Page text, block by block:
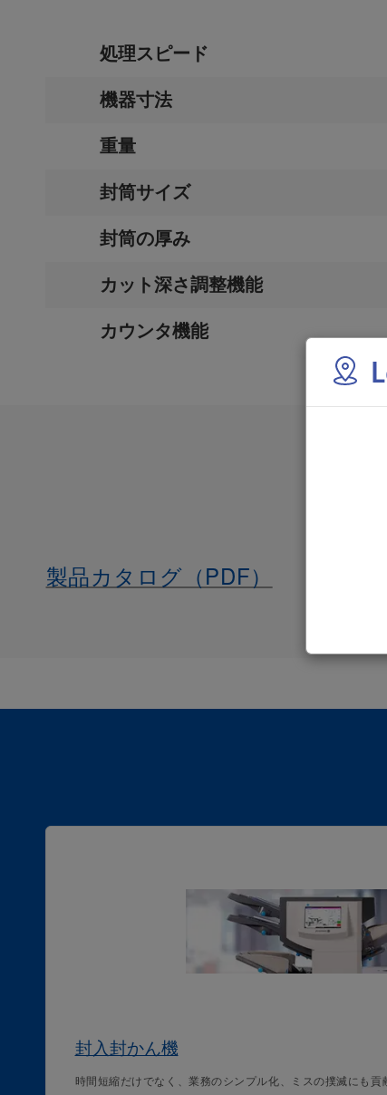
処理スピード
機器寸法
重量
封筒サイズ
封筒の厚み
カット深さ調整機能
カウンタ機能
製品カタログ（PDF）
封入封かん機
時間短縮だけでなく、業務のシンプル化、ミスの撲滅にも貢